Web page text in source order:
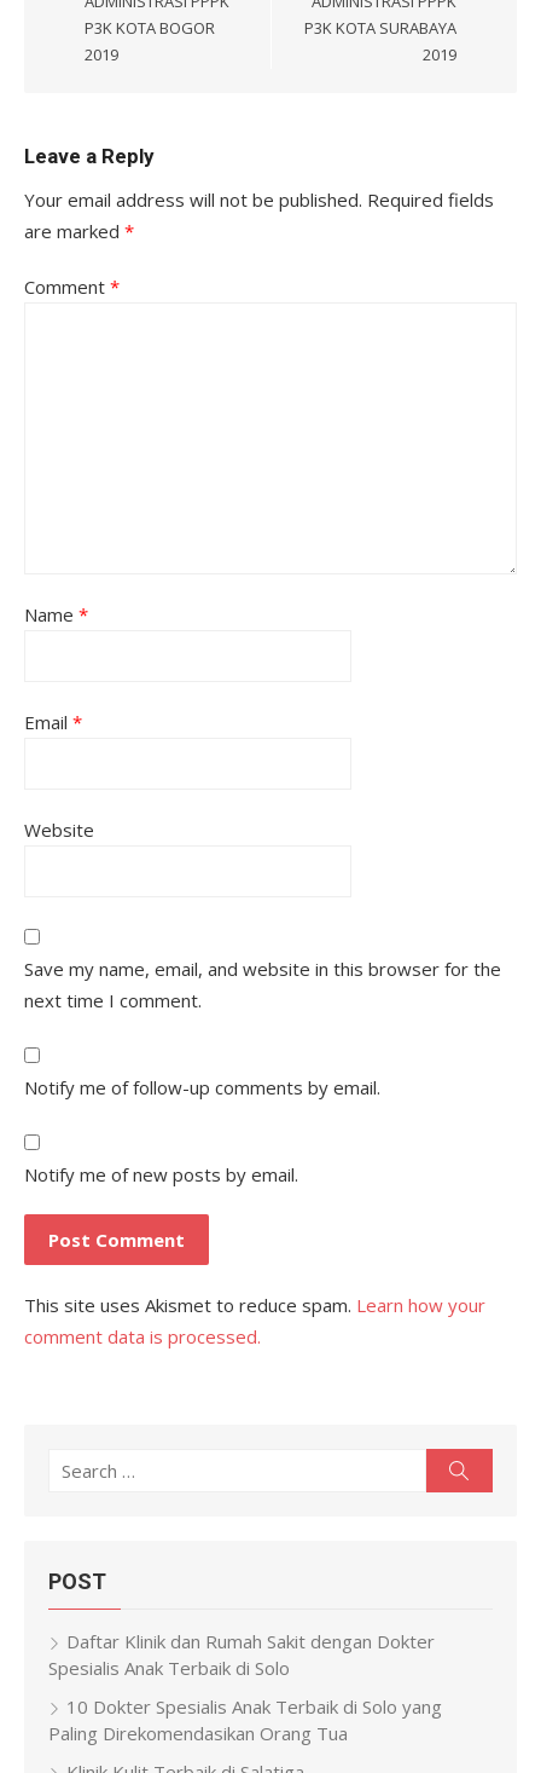
P3K KOTA BOGOR
2019
P3K KOTA SURABAYA
2019
Leave a Reply
Your email address will not be published. Required fields
are marked *
Comment *
Name *
Email *
Website
Save my name, email, and website in this browser for the
next time I comment.
Notify me of follow-up comments by email.
Notify me of new posts by email.
This site uses Akismet to reduce spam. Learn how your
comment data is processed.
Search
POST
Daftar Klinik dan Rumah Sakit dengan Dokter
Spesialis Anak Terbaik di Solo
10 Dokter Spesialis Anak Terbaik di Solo yang
Paling Direkomendasikan Orang Tua